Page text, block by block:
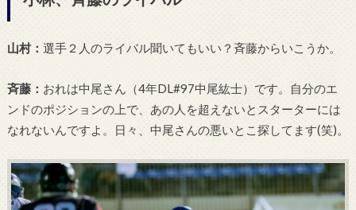
山村： 選手２人のライバル聞いてもいい？斉藤からいこうか。
斉藤： おれは中尾さん（4年DL#97中尾紘士） です。自分のエ
ンドのポジションの上で、あの人を超えないとスターターには
なれないんですよ。日々、中尾さんの悪いとこ探してます(笑)。